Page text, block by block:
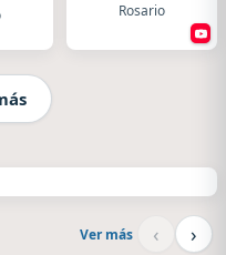
Rosario
Ver más ‹ ›